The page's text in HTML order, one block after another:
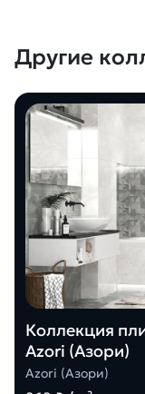
Другие
Коллекция
Azori (Азори)
Azori (Азори)